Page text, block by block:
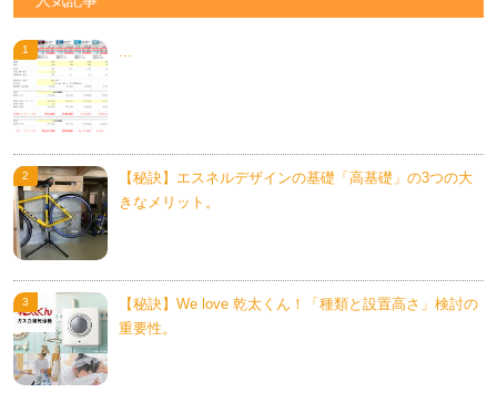
...
【秘訣】エスネルデザインの基礎「高基礎」の3つの大
きなメリット。
【秘訣】We love 乾太くん！「種類と設置高さ」検討の
重要性。